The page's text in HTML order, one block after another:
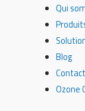
Qui
Blog
Contact
Ozone